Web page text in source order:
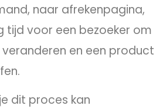
naar afrekenpagina,
tijd voor een bezoeker om
en een product
dit proces kan